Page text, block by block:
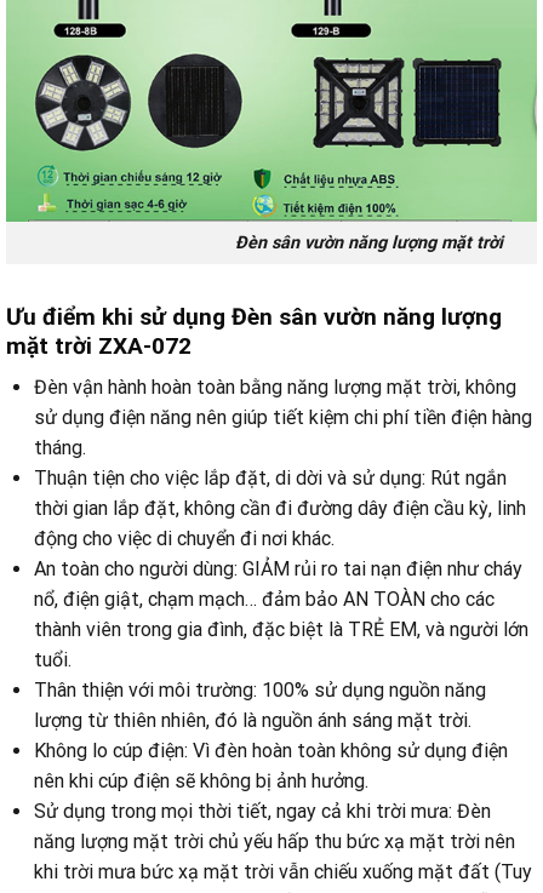
Đèn sân vườn năng lượng mặt trời
Ưu điểm khi sử dụng Đèn sân vườn năng lượng
mặt trời ZXA-072
Đèn vận hành hoàn toàn bằng năng lượng mặt trời, không
sử dụng điện năng nên giúp tiết kiệm chi phí tiền điện hàng
tháng.
Thuận tiện cho việc lắp đặt, di dời và sử dụng: Rút ngắn
thời gian lắp đặt, không cần đi đường dây điện cầu kỳ, linh
động cho việc di chuyển đi nơi khác.
An toàn cho người dùng: GIẢM rủi ro tai nạn điện như cháy
nổ, điện giật, chạm mạch… đảm bảo AN TOÀN cho các
thành viên trong gia đình, đặc biệt là TRẺ EM, và người lớn
tuổi.
Thân thiện với môi trường: 100% sử dụng nguồn năng
lượng từ thiên nhiên, đó là nguồn ánh sáng mặt trời.
Không lo cúp điện: Vì đèn hoàn toàn không sử dụng điện
nên khi cúp điện sẽ không bị ảnh hưởng.
Sử dụng trong mọi thời tiết, ngay cả khi trời mưa: Đèn
năng lượng mặt trời chủ yếu hấp thu bức xạ mặt trời nên
khi trời mưa bức xạ mặt trời vẫn chiếu xuống mặt đất (Tuy